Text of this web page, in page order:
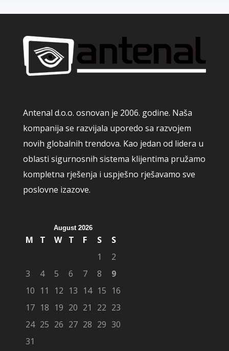
Antenal d.o.o. osnovan je 2006. godine. Naša
kompanija se razvijala uporedo sa razvojem
novih globalnih trendova. Kao jedan od lidera u
oblasti sigurnosnih sistema klijentima pružamo
kompletna rješenja i uspješno rješavamo sve
poslovne izazove.
August 2026
M T W T F S
S
1
2
3
4 5 6 7 8
9
10 11 12 13 14 15 16
17 18 19 20 21 22 23
24 25 26 27 28 29 30
31